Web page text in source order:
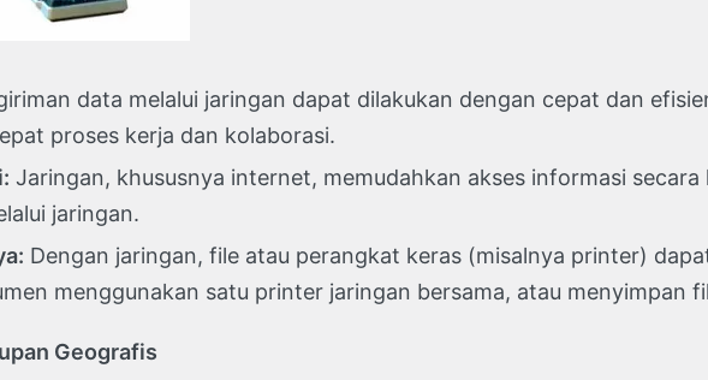
data melalui jaringan dapat dilakukan dengan cepat dan
proses kerja dan kolaborasi.
Jaringan, khususnya internet, memudahkan akses informasi
jaringan.
Dengan jaringan, file atau perangkat keras (misalnya printer)
menggunakan satu printer jaringan bersama, atau menyimpan
Geografis